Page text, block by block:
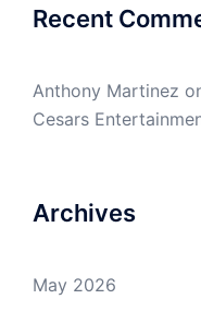
Recent
Anthony Martinez
Cesars
Archives
May 2026